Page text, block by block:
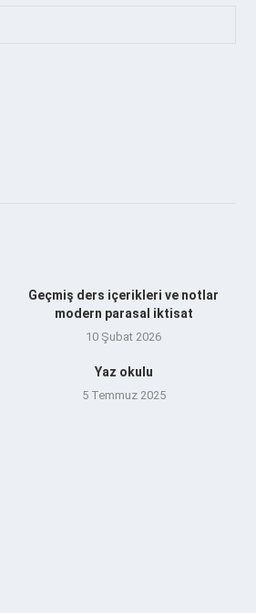
Geçmiş ders içerikleri ve notlar
modern parasal iktisat
10 Şubat 2026
Yaz okulu
5 Temmuz 2025